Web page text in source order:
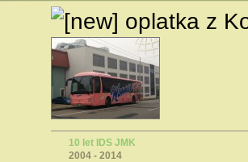
oplatka z
10 let IDS JMK
2004 - 2014